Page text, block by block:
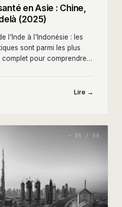
en Asie : Chine,
(2025)
l'Inde à l'Indonésie : les
sont parmi les plus
pour comprendre
Lire →
— 05 / 08